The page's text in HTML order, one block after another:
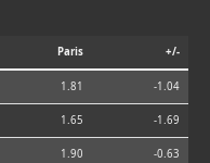
Paris +/-
1.81 -1.04
1.65 -1.69
1.90 -0.63